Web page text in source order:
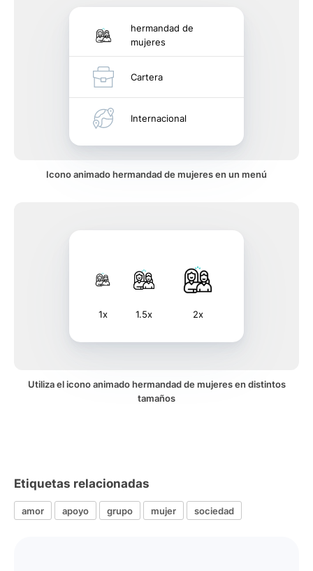
hermandad de
mujeres
Cartera
Internacional
Icono animado hermandad de mujeres en un menú
1x 1.5x 2x
Utiliza el icono animado hermandad de mujeres en distintos
tamaños
Etiquetas relacionadas
amor apoyo grupo mujer sociedad